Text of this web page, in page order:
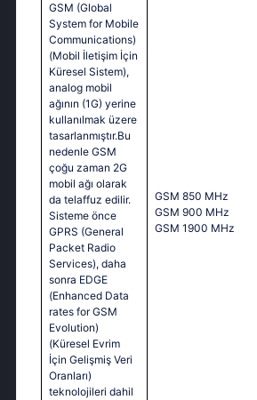
GSM (Global
System for Mobile
Communications)
(Mobil İletişim İçin
Küresel Sistem),
analog mobil
ağının (1G) yerine
kullanılmak üzere
tasarlanmıştır.Bu
nedenle GSM
çoğu zaman 2G
mobil ağı olarak
da telaffuz edilir.
Sisteme önce
GPRS (General
Packet Radio
Services), daha
sonra EDGE
(Enhanced Data
rates for GSM
Evolution)
(Küresel Evrim
İçin Gelişmiş Veri
Oranları)
teknolojileri dahil
GSМ 850 МНz
GSМ 900 МНz
GSМ 1900 МНz